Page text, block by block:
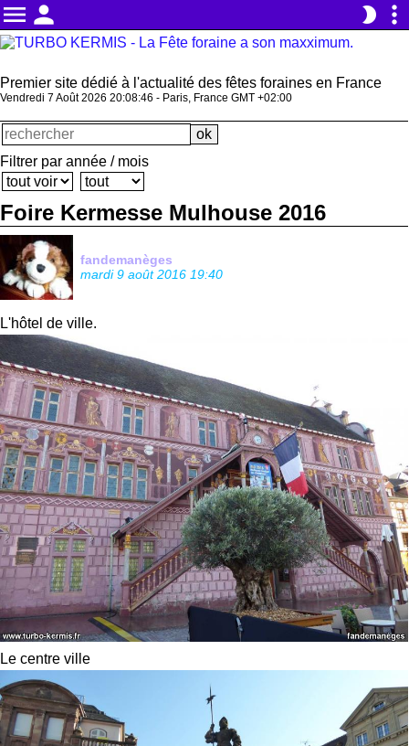
menu person brightness_2 more_vert
Premier site dédié à l'actualité des fêtes foraines en France
Vendredi 7 Août 2026 20:08:47 - Paris, France GMT +02:00
Filtrer par année / mois
Foire Kermesse Mulhouse 2016
fandemanèges
mardi 9 août 2016 19:40
L'hôtel de ville.
Le centre ville